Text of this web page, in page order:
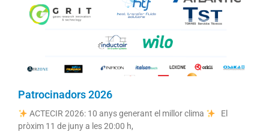
Patrocinadors 2026
ACTECIR 2026: 10 anys generant el millor clima
El
pròxim 11 de juny a les 20:00 h,